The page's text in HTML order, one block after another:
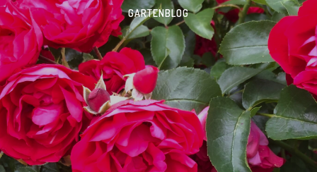
GARTENBLOG